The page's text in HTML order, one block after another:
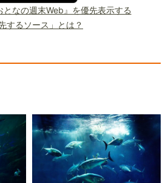
となの週末Web』を優先表示する
先するソース」とは？